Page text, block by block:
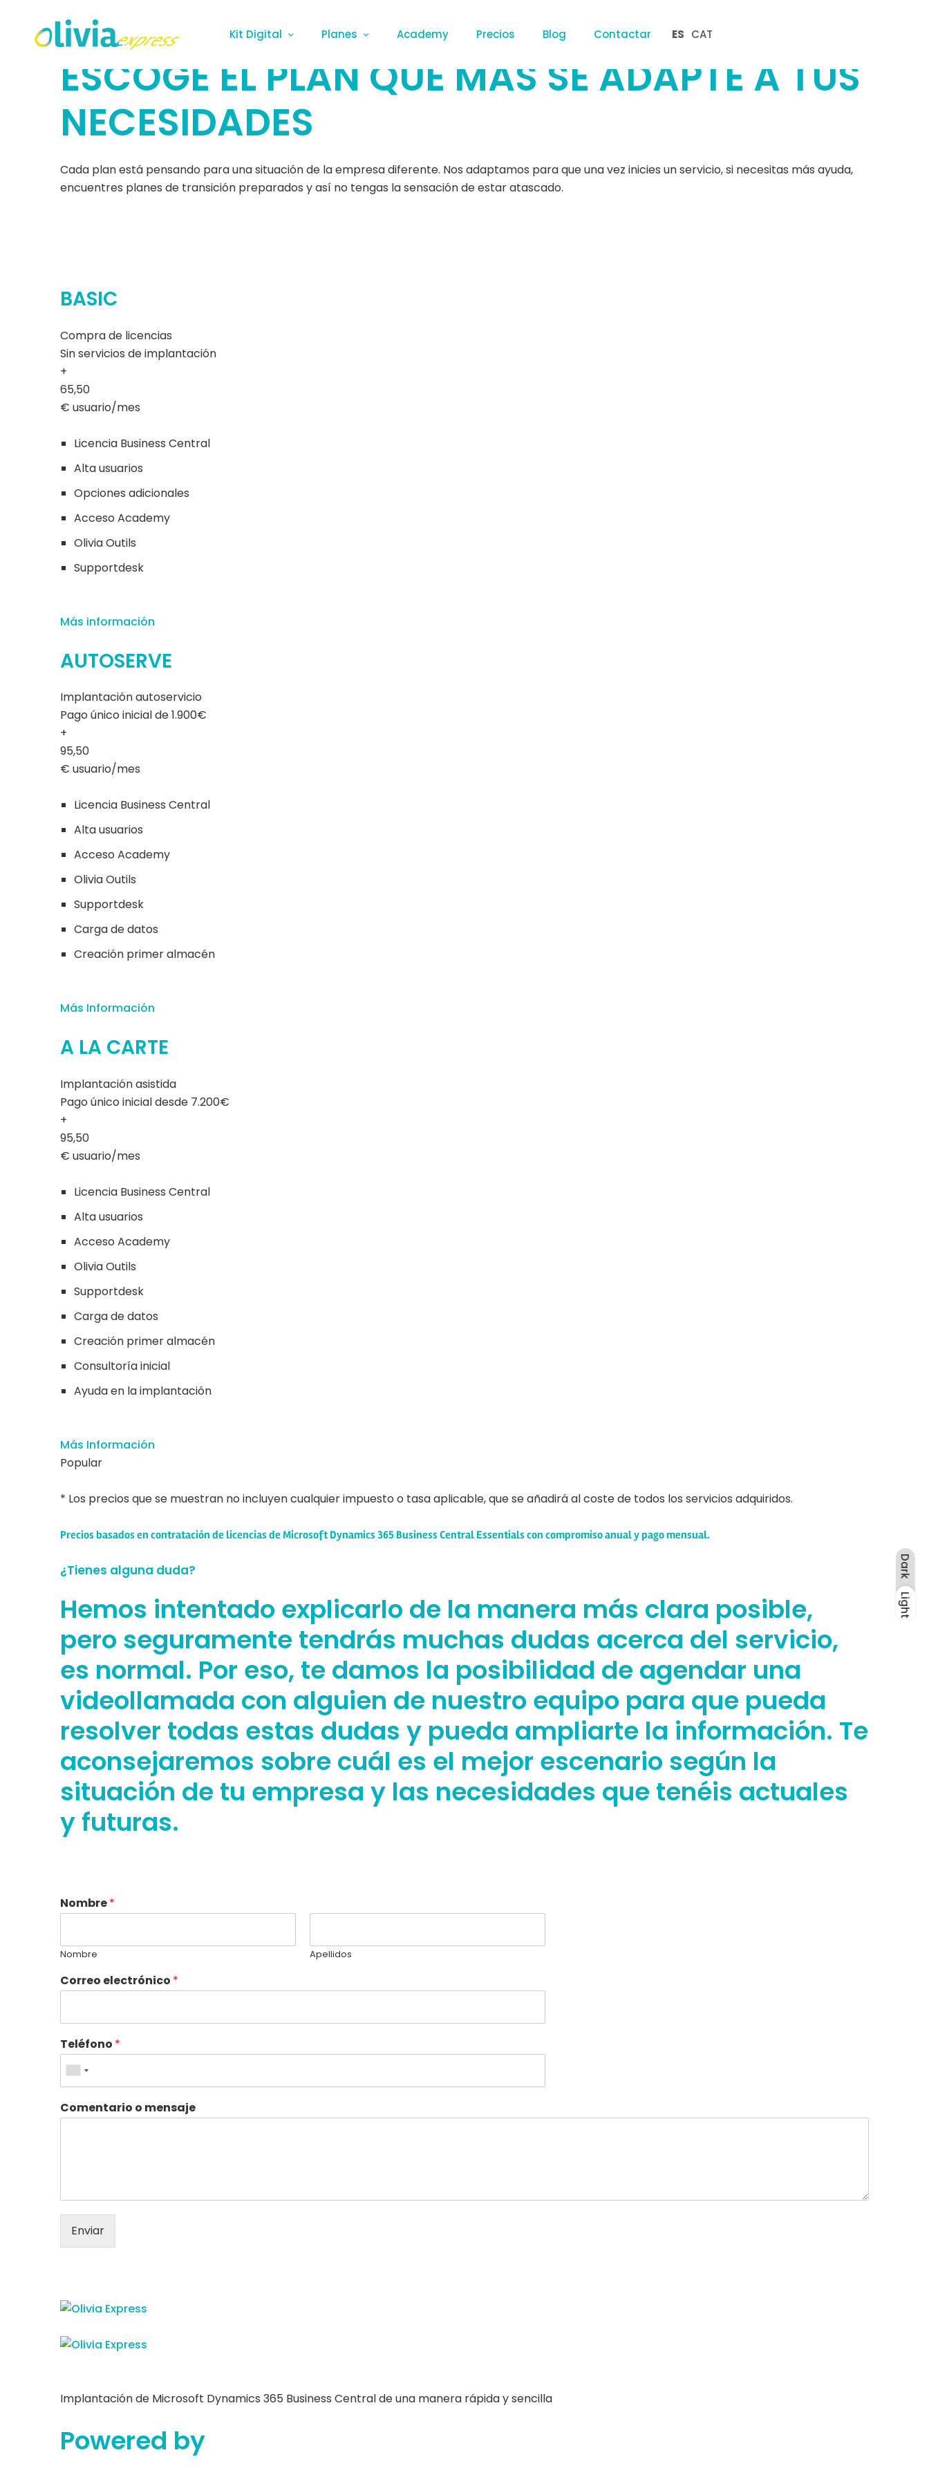
Kit Digital Planes Academy Precios Blog Contactar ES CAT
ESCOGE EL PLAN QUE MÁS SE ADAPTE A TUS
NECESIDADES
Cada plan está pensando para una situación de la empresa diferente. Nos adaptamos para que una vez inicies un servicio, si necesitas más ayuda,
encuentres planes de transición preparados y así no tengas la sensación de estar atascado.
BASIC
Compra de licencias
Sin servicios de implantación
+
65,50
€ usuario/mes
Licencia Business Central
Alta usuarios
Opciones adicionales
Acceso Academy
Olivia Outils
Supportdesk
Más información
AUTOSERVE
Implantación autoservicio
Pago único inicial de 1.900€
+
95,50
€ usuario/mes
Licencia Business Central
Alta usuarios
Acceso Academy
Olivia Outils
Supportdesk
Carga de datos
Creación primer almacén
Más Información
A LA CARTE
Implantación asistida
Pago único inicial desde 7.200€
+
95,50
€ usuario/mes
Licencia Business Central
Alta usuarios
Acceso Academy
Olivia Outils
Supportdesk
Carga de datos
Creación primer almacén
Consultoría inicial
Ayuda en la implantación
Más Información
Popular
* Los precios que se muestran no incluyen cualquier impuesto o tasa aplicable, que se añadirá al coste de todos los servicios adquiridos.
Precios basados en contratación de licencias de Microsoft Dynamics 365 Business Central Essentials con compromiso anual y pago mensual.
¿Tienes alguna duda?
Hemos intentado explicarlo de la manera más clara posible,
pero seguramente tendrás muchas dudas acerca del servicio,
es normal. Por eso, te damos la posibilidad de agendar una
videollamada con alguien de nuestro equipo para que pueda
resolver todas estas dudas y pueda ampliarte la información. Te
aconsejaremos sobre cuál es el mejor escenario según la
situación de tu empresa y las necesidades que tenéis actuales
y futuras.
Nombre*
Nombre Apellidos
Correo electrónico *
Teléfono *
Comentario o mensaje
Enviar
Implantación de Microsoft Dynamics 365 Business Central de una manera rápida y sencilla
Powered by
Dark
Light
Dark
Light